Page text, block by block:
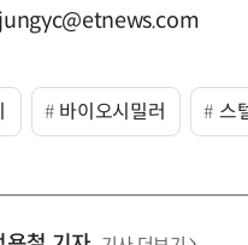
바이오시밀러 스